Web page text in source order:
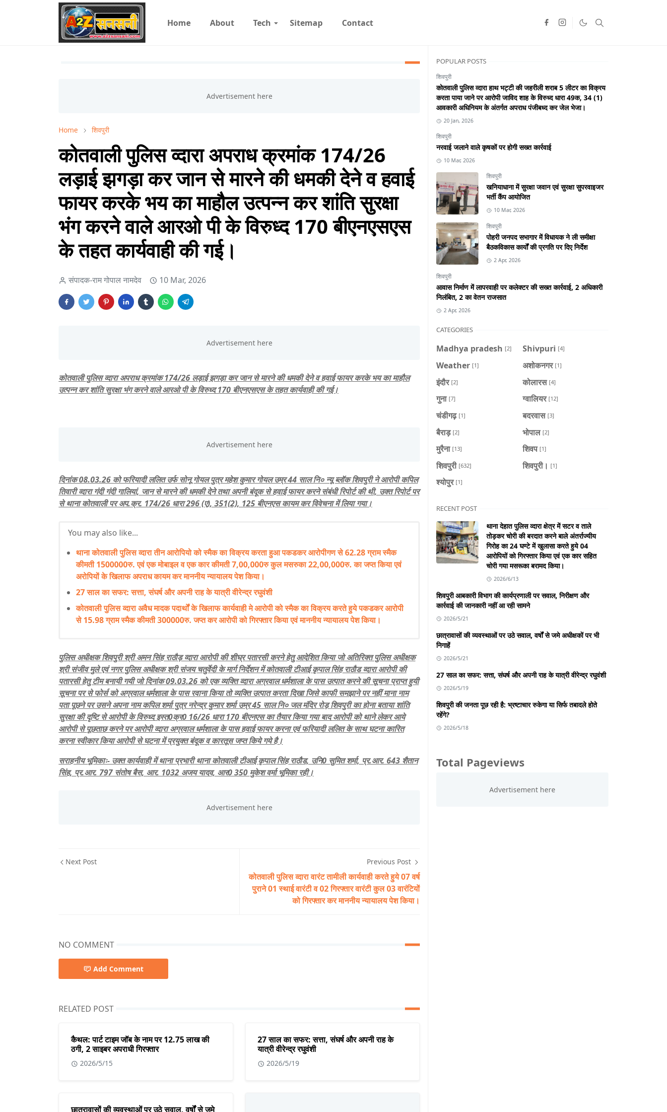
Home About Tech Sitemap Contact
Home शिवपुरी
कोतवाली पुलिस व्दारा अपराध क्रमांक 174/26
लड़ाई झगड़ा कर जान से मारने की धमकी देने व हवाई
फायर करके भय का माहौल उत्पन्न कर शांति सुरक्षा
भंग करने वाले आरओ पी के विरुध्द 170 बीएनएसएस
के तहत कार्यवाही की गई।
संपादक-राम गोपाल नामदेव 10 Mar, 2026
कोतवाली पुलिस व्दारा अपराध क्रमांक 174/26 लड़ाई झगड़ा कर जान से मारने की धमकी देने व हवाई फायर करके भय का माहौल
उत्पन्न कर शांति सुरक्षा भंग करने वाले आरओ पी के विरुध्द 170 बीएनएसएस के तहत कार्यवाही की गई।
दिनांक 08.03.26 को फरियादी ललित उर्फ सोनू गोयल पुत्र महेश कुमार गोयल उम्र 44 साल नि० न्यू ब्लॉक शिवपुरी ने आरोपी कपिल
तिवारी व्दारा गंदी गंदी गालियां, जान से मारने की धमकी देने तथा अपनी बंदूक से हवाई फायर करने संबंधी रिपोर्ट की थी, उक्त रिपोर्ट पर
से थाना कोतवाली पर अप.क्र. 174/26 धारा 296 (ए), 351(2), 125 बीएनएस कायम कर विवेचना में लिया गया।
You may also like...
थाना कोतवाली पुलिस व्दारा तीन आरोपियो को स्मैक का विक्रय करता हुआ पकडकर आरोपीगण से 62.28 ग्राम स्मैक
कीमती 1500000रु. एवं एक मोबाइल व एक कार कीमती 7,00,000रु कुल मसरुका 22,00,000रु. का जप्त किया एवं
अरोपियों के खिलाफ अपराध कायम कर माननीय न्यायालय पेश किया।
27 साल का सफर: सत्ता, संघर्ष और अपनी राह के यात्री वीरेन्द्र रघुवंशी
कोतवाली पुलिस व्दारा अवैध मादक पदार्थों के खिलाफ कार्यवाही मे आरोपी को स्मैक का विक्रय करते हुये पकडकर आरोपी
से 15.98 ग्राम स्मैक कीमती 300000रु. जप्त कर आरोपी को गिरफ्तार किया एवं माननीय न्यायालय पेश किया।
पुलिस अधीक्षक शिवपुरी श्री अमन सिंह राठौड़ व्दारा आरोपी की शीघ्र पतारसी करने हेतु आदेशित किया जो अतिरिक्त पुलिस अधीक्षक
श्री संजीव मुले एवं नगर पुलिस अधीक्षक श्री संजय चतुर्वेदी के मार्ग निर्देशन में कोतवाली टीआई कृपाल सिंह राठौड व्दारा आरोपी की
पतारसी हेतु टीम बनायी गयी जो दिनांक 09.03.26 को एक व्यक्ति व्दारा अग्रवाल धर्मशाला के पास उत्पात करने की सूचना प्राप्त हुयी
सूचना पर से फोर्स को अग्रवाल धर्मशाला के पास रवाना किया तो व्यक्ति उत्पात करता दिखा जिसे काफी समझाने पर नहीं माना नाम
पता पूछने पर उसने अपना नाम कपिल शर्मा पुत्र नरेन्द्र कुमार शर्मा उम्र 45 साल नि० जल मंदिर रोड़ शिवपुरी का होना बताया शांति
सुरक्षा की दृष्टि से आरोपी के विरुध्द इस्त0क्र0 16/26 धारा 170 बीएनएस का तैयार किया गया बाद आरोपी को थाने लेकर आये
आरोपी से पूछताछ करने पर आरोपी व्दारा अग्रवाल धर्मशाला के पास हवाई फायर करना एवं फरियादी ललित के साथ घटना कारित
करना स्वीकार किया आरोपी से घटना में प्रयुक्त बंदूक व कारतूस जप्त किये गये है।
सराहनीय भूमिकाः- उक्त कार्यवाही में थाना प्रभारी थाना कोतवाली टीआई कृपाल सिंह राठौड, उनि0 सुमित शर्मा, प्र.आर. 643 शैतान
सिंह, प्र.आर. 797 संतोष बैस, आर. 1032 अजय यादव, आर0 350 मुकेश वर्मा भूमिका रही।
Next Post Previous Post
कोतवाली पुलिस व्दारा वारंट तामीली कार्यवाही करते हुये 07 वर्ष
पुराने 01 स्थाई वारंटी व 02 गिरफ्तार वारंटी कुल 03 वारंटियों
को गिरफ्तार कर माननीय न्यायालय पेश किया।
NO COMMENT
Add Comment
RELATED POST
कैथल: पार्ट टाइम जॉब के नाम पर 12.75 लाख की
ठगी, 2 साइबर अपराधी गिरफ्तार
2026/5/15
27 साल का सफर: सत्ता, संघर्ष और अपनी राह के
यात्री वीरेन्द्र रघुवंशी
2026/5/19
छात्रावासों की व्यवस्थाओं पर उठे सवाल, वर्षों से जमे
POPULAR POSTS
शिवपुरी
कोतवाली पुलिस व्दारा हाथ भट्टी की जहरीली शराब 5 लीटर का विक्रय
करता पाया जाने पर आरोपी जाविद शाह के विरुध्द धारा 49क, 34 (1)
आवकारी अधिनियम के अंतर्गत अपराध पंजीबध्द कर जेल भेजा।
20 Jan, 2026
शिवपुरी
नरवाई जलाने वाले कृषकों पर होगी सख्त कार्रवाई
10 Mar, 2026
शिवपुरी
खनियाधाना में सुरक्षा जवान एवं सुरक्षा सुपरवाइजर
भर्ती कैंप आयोजित
10 Mar, 2026
शिवपुरी
पोहरी जनपद सभागार में विधायक ने ली समीक्षा
बैठकविकास कार्यों की प्रगति पर दिए निर्देश
2 Apr, 2026
शिवपुरी
आवास निर्माण में लापरवाही पर कलेक्टर की सख्त कार्रवाई, 2 अधिकारी
निलंबित, 2 का वेतन राजसात
2 Apr, 2026
CATEGORIES
Madhya pradesh [2] Shivpuri [4]
Weather [1] अशोकनगर [1]
इंदौर [2] कोलारस [4]
गुना [7] ग्वालियर [12]
चंडीगढ़ [1] बदरवास [3]
बैराड़ [2] भोपाल [2]
मुरैना [13] शिवप [1]
शिवपुरी [632] शिवपुरी। [1]
श्योपुर [1]
RECENT POST
थाना देहात पुलिस व्दारा क्षेत्र में सटर व ताले
तोड़कर चोरी की बरदात करने बाले अंतर्राज्यीय
गिरोह का 24 घण्टे में खुलासा करते हुये 04
आरोपियों को गिरफ्तार किया एवं एक कार सहित
चोरी गया मसरूका बरामद किया।
2026/6/13
शिवपुरी आबकारी विभाग की कार्यप्रणाली पर सवाल, निरीक्षण और
कार्रवाई की जानकारी नहीं आ रही सामने
2026/5/21
छात्रावासों की व्यवस्थाओं पर उठे सवाल, वर्षों से जमे अधीक्षकों पर भी
निगाहें
2026/5/21
27 साल का सफर: सत्ता, संघर्ष और अपनी राह के यात्री वीरेन्द्र रघुवंशी
2026/5/19
शिवपुरी की जनता पूछ रही है: भ्रष्टाचार रुकेगा या सिर्फ तबादले होते
रहेंगे?
2026/5/18
Total Pageviews